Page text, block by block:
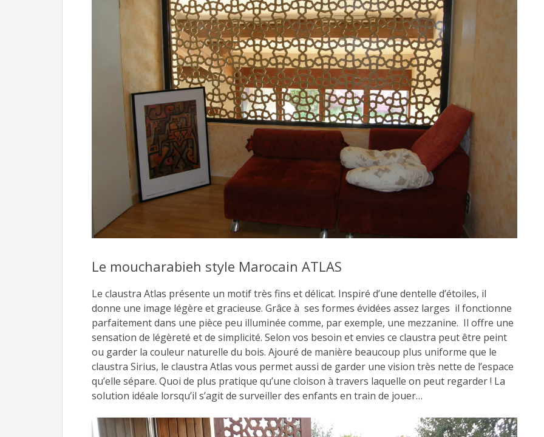
Le moucharabieh style Marocain ATLAS
Le claustra Atlas présente un motif très fins et délicat. Inspiré d’une dentelle d’étoiles, il
donne une image légère et gracieuse. Grâce à ses formes évidées assez larges il fonctionne
parfaitement dans une pièce peu illuminée comme, par exemple, une mezzanine. Il offre une
sensation de légèreté et de simplicité. Selon vos besoin et envies ce claustra peut être peint
ou garder la couleur naturelle du bois. Ajouré de manière beaucoup plus uniforme que le
claustra Sirius, le claustra Atlas vous permet aussi de garder une vision très nette de l’espace
qu’elle sépare. Quoi de plus pratique qu’une cloison à travers laquelle on peut regarder ! La
solution idéale lorsqu’il s’agit de surveiller des enfants en train de jouer…
Moucharabieh marocain : les modèles Allure et Bois ! -
un commentaire